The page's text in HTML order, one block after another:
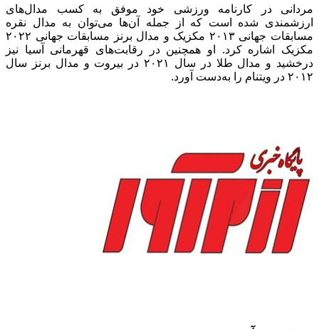
مردانی در کارنامه ورزشی خود موفق به کسب مدال‌های
ارزشمندی شده است که از جمله آن‌ها می‌توان به مدال نقره
مسابقات جهانی ۲۰۱۳ مکزیک و مدال برنز مسابقات جهانی ۲۰۲۲
مکزیک اشاره کرد. او همچنین در رقابت‌های قهرمانی آسیا نیز
درخشید و مدال طلا در سال ۲۰۲۱ در بیروت و مدال برنز سال
۲۰۱۲ در ویتنام را به‌دست آورد.